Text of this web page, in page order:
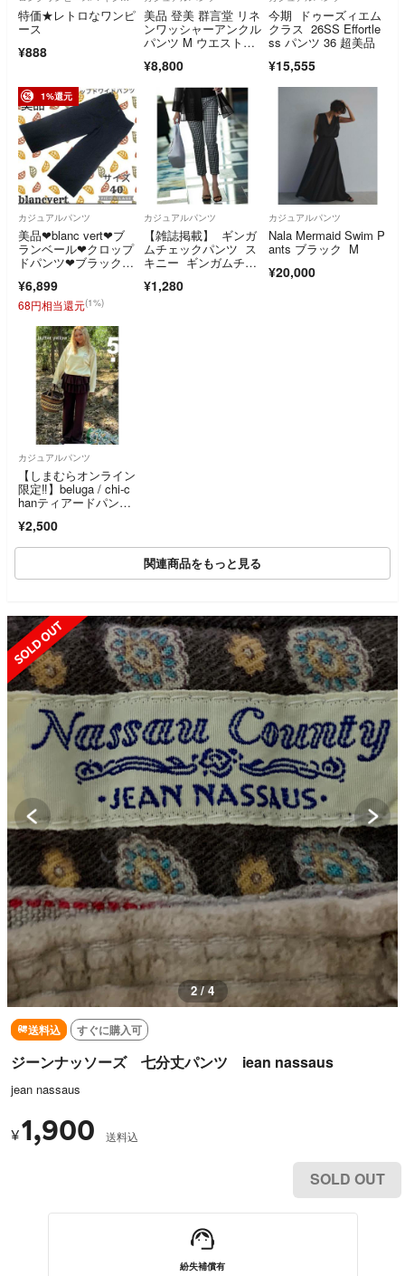
特価★レトロなワンピ
ース
¥888
美品 登美 群言堂 リネ
ンワッシャーアンクル
パンツ M ウエストゴ
¥8,800
今期 ドゥーズィエム
クラス 26SS Effortle
ss パンツ 36 超美品
¥15,555
1%還元
カジュアルパンツ
美品❤blanc vert❤ブ
ランベール❤クロップ
ドパンツ❤ブラック❤
¥6,899
68円相当還元(1%)
カジュアルパンツ
【雑誌掲載】 ギンガ
ムチェックパンツ ス
キニー ギンガムチェ
¥1,280
カジュアルパンツ
Nala Mermaid Swim P
ants ブラック M
¥20,000
カジュアルパンツ
【しまむらオンライン
限定‼️】beluga / chi-c
hanティアードパンツ
¥2,500
関連商品をもっと見る
SOLD OUT
2 / 4
送料込 すぐに購入可
ジーンナッソーズ 七分丈パンツ iean nassaus
jean nassaus
¥1,900 送料込
SOLD OUT
紛失補償有